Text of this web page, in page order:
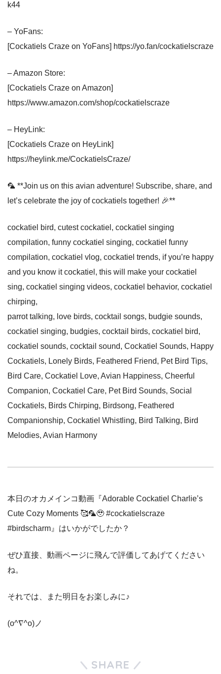
k44
– YoFans:
[Cockatiels Craze on YoFans] https://yo.fan/cockatielscraze
– Amazon Store:
[Cockatiels Craze on Amazon]
https://www.amazon.com/shop/cockatielscraze
– HeyLink:
[Cockatiels Craze on HeyLink]
https://heylink.me/CockatielsCraze/
🦜 **Join us on this avian adventure! Subscribe, share, and
let’s celebrate the joy of cockatiels together! 🎉**
cockatiel bird, cutest cockatiel, cockatiel singing
compilation, funny cockatiel singing, cockatiel funny
compilation, cockatiel vlog, cockatiel trends, if you’re happy
and you know it cockatiel, this will make your cockatiel
sing, cockatiel singing videos, cockatiel behavior, cockatiel
chirping,
parrot talking, love birds, cocktail songs, budgie sounds,
cockatiel singing, budgies, cocktail birds, cockatiel bird,
cockatiel sounds, cocktail sound, Cockatiel Sounds, Happy
Cockatiels, Lonely Birds, Feathered Friend, Pet Bird Tips,
Bird Care, Cockatiel Love, Avian Happiness, Cheerful
Companion, Cockatiel Care, Pet Bird Sounds, Social
Cockatiels, Birds Chirping, Birdsong, Feathered
Companionship, Cockatiel Whistling, Bird Talking, Bird
Melodies, Avian Harmony
本日のオカメインコ動画『Adorable Cockatiel Charlie’s
Cute Cozy Moments 🥰🦜🥹 #cockatielscraze
#birdscharm』はいかがでしたか？
ぜひ直接、動画ページに飛んで評価してあげてください
ね。
それでは、また明日をお楽しみに♪
(o^∇^o)ノ
SHARE